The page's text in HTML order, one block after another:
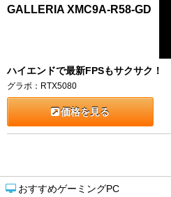
おすすめゲーミングPC
GALLERIA XMC9A-R58-GD
ハイエンドで最新FPSもサクサク！
グラボ：RTX5080
価格を見る